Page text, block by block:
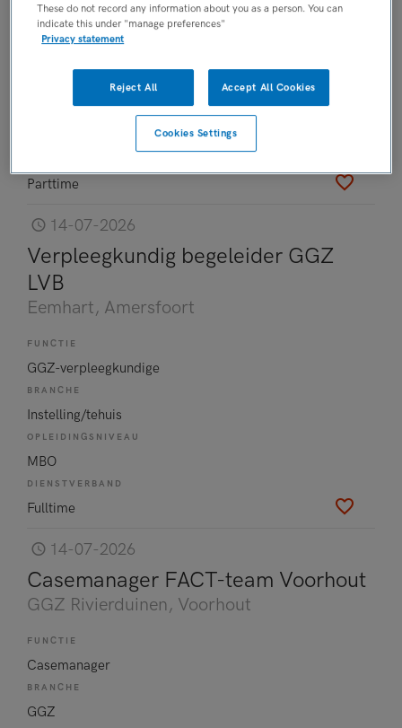
FUNCTIE
Overige beroepen verpleegkunde
OPLEIDINGSNIVEAU
Parttime
14-07-2026
Verpleegkundig begeleider GGZ
LVB
Eemhart, Amersfoort
FUNCTIE
GGZ-verpleegkundige
BRANCHE
Instelling/tehuis
OPLEIDINGSNIVEAU
MBO
DIENSTVERBAND
Fulltime
14-07-2026
Casemanager FACT-team Voorhout
GGZ Rivierduinen, Voorhout
FUNCTIE
Casemanager
BRANCHE
GGZ
These do not record any information about you as a person. You can
indicate this under "manage preferences"
Privacy statement
Reject All Accept All Cookies
Cookies Settings